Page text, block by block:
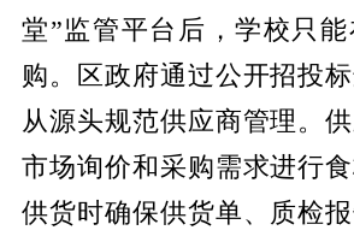
堂”监管平台后，学校只
购。区政府通过公开招投
从源头规范供应商管理。
市场询价和采购需求进行食
供货时确保供货单、质检